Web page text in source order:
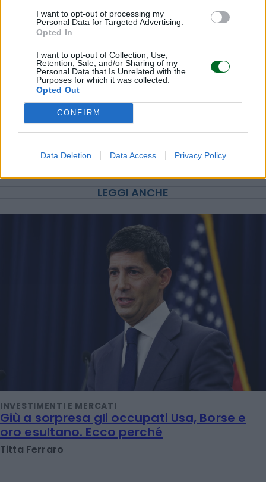
I want to opt-out of processing my
Personal Data for Targeted Advertising.
Opted In
I want to opt-out of Collection, Use,
Retention, Sale, and/or Sharing of my
Personal Data that Is Unrelated with the
Purposes for which it was collected.
Opted Out
CONFIRM
Data Deletion Data Access Privacy Policy
LEGGI ANCHE
INVESTIMENTI E MERCATI
Giù a sorpresa gli occupati Usa, Borse e
oro esultano. Ecco perché
Titta Ferraro